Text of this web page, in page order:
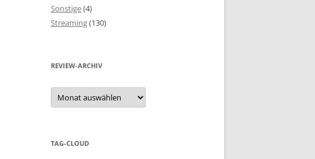
Sonstige(4)
Streaming(130)
REVIEW-ARCHIV
Review-
Archiv
TAG-CLOUD